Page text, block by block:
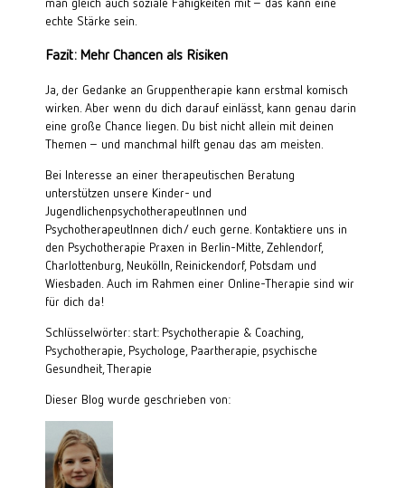
echte Stärke sein.
Fazit: Mehr Chancen als Risiken
Ja, der Gedanke an Gruppentherapie kann erstmal komisch
wirken. Aber wenn du dich darauf einlässt, kann genau darin
eine große Chance liegen. Du bist nicht allein mit deinen
Themen – und manchmal hilft genau das am meisten.
Bei Interesse an einer therapeutischen Beratung
unterstützen unsere Kinder- und
JugendlichenpsychotherapeutInnen und
PsychotherapeutInnen dich/ euch gerne. Kontaktiere uns in
den Psychotherapie Praxen in Berlin-Mitte Zehlendorf,
Charlottenburg Neukölln Reinickendorf, Potsdam und
Wiesbaden . Auch im Rahmen einer Online-Therapie sind wir
für dich da!
Schlüsselwörter: start: Psychotherapie & Coaching,
Psychotherapie, Psychologe, Paartherapie, psychische
Gesundheit, Therapie
Dieser Blog wurde geschrieben von: